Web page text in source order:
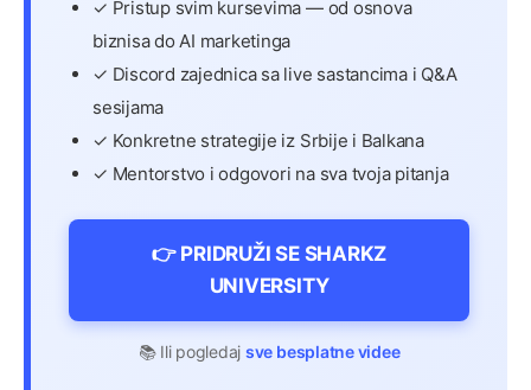
✓ Pristup svim kursevima — od osnova
biznisa do AI marketinga
✓ Discord zajednica sa live sastancima i Q&A
sesijama
✓ Konkretne strategije iz Srbije i Balkana
✓ Mentorstvo i odgovori na sva tvoja pitanja
👉 PRIDRUŽI SE SHARKZ
UNIVERSITY
📚 Ili pogledaj sve besplatne videe